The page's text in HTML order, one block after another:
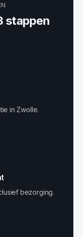
stappen
in Zwolle.
bezorging.